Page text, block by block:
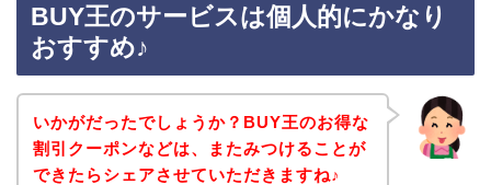
BUY王のサービスは個人的にかなり
おすすめ♪
いかがだったでしょうか？BUY王のお得な
割引クーポンなどは、またみつけることが
できたらシェアさせていただきますね♪